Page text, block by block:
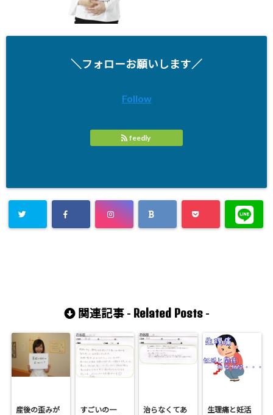
＼フォローお願いします／
Follow
feedly
関連記事 - Related Posts-
産後の歪みが
すごいの一
治らなくてあ
生理痛と妊活